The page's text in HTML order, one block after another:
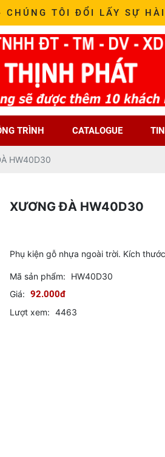
CHÚNG TÔI ĐỔI LẤY SỰ HÀI
TRÌNH CATALOGUE
HW40D30
XƯƠNG ĐÀ HW40D30
Phụ kiện gỗ nhựa ngoài trời. Kích
Mã sản phẩm:
HW40D30
Giá: 92.000đ
Lượt xem: 4463